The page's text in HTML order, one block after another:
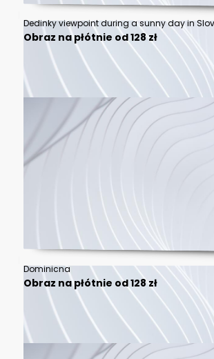
Obraz na płótnie od 128 zł
Dominicna
Obraz na płótnie od 128 zł